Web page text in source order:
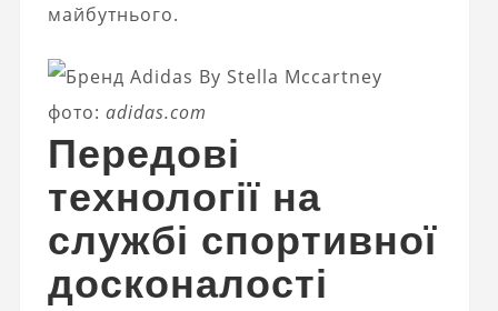
майбутнього.
фото: adidas.com
Передові
технології на
службі спортивної
досконалості